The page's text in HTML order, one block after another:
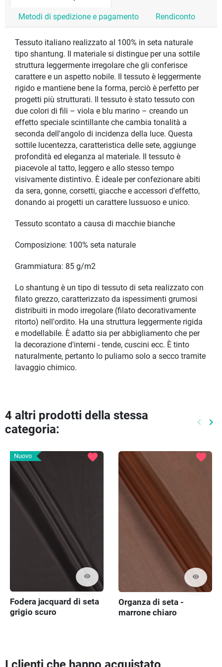
Metodi di spedizione e pagamento Rendiconto
Tessuto italiano realizzato al 100% in seta naturale
tipo shantung. Il materiale si distingue per una sottile
struttura leggermente irregolare che gli conferisce
carattere e un aspetto nobile. Il tessuto è leggermente
rigido e mantiene bene la forma, perciò è perfetto per
progetti più strutturati. Il tessuto è stato tessuto con
due colori di fili – viola e blu marino – creando un
effetto speciale scintillante che cambia tonalità a
seconda dell'angolo di incidenza della luce. Questa
sottile lucentezza, caratteristica delle sete, aggiunge
profondità ed eleganza al materiale. Il tessuto è
piacevole al tatto, leggero e allo stesso tempo
visivamente distintivo. È ideale per confezionare abiti
da sera, gonne, corsetti, giacche e accessori d'effetto,
donando ai progetti un carattere lussuoso e unico.
Tessuto scontato a causa di macchie bianche
Composizione: 100% seta naturale
Grammiatura: 85 g/m2
Lo shantung è un tipo di tessuto di seta realizzato con
filato grezzo, caratterizzato da ispessimenti grumosi
distribuiti in modo irregolare (filato decorativamente
ritorto) nell'ordito. Ha una struttura leggermente rigida
e modellabile. È adatto sia per abbigliamento che per
la decorazione d'interni - tende, cuscini ecc. È tinto
naturalmente, pertanto lo puliamo solo a secco tramite
lavaggio chimico.
4 altri prodotti della stessa
categoria:
keyboard_arrow_left keyboard_arrow_right
Nuovo
visibility
favorite
Fodera jacquard di seta
grigio scuro
visibility
favorite
Organza di seta -
marrone chiaro